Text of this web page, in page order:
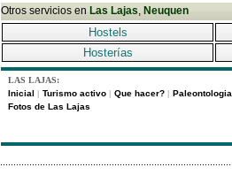
Otros servicios en Las Lajas, Neuquen
Hostels
Hosterías
LAS LAJAS:
Inicial
Turismo activo Que hacer? Paleontologia
Fotos de Las Lajas